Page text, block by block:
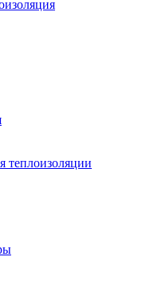
теплоизоляции